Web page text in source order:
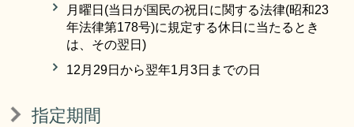
月曜日(当日が国民の祝日に関する法律(昭和23
年法律第178号)に規定する休日に当たるとき
は、その翌日)
12月29日から翌年1月3日までの日
指定期間